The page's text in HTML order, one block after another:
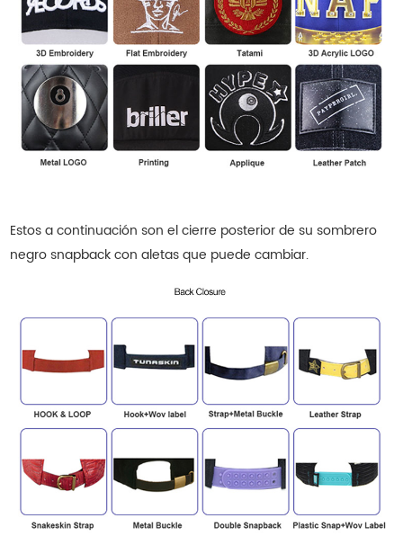
Estos a continuación son el cierre posterior de su sombrero
negro snapback con aletas que puede cambiar.